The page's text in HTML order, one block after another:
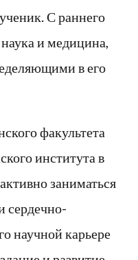
С раннего
наука и медицина,
в его
факультета
института в
заниматься
сердечно-
научной карьере